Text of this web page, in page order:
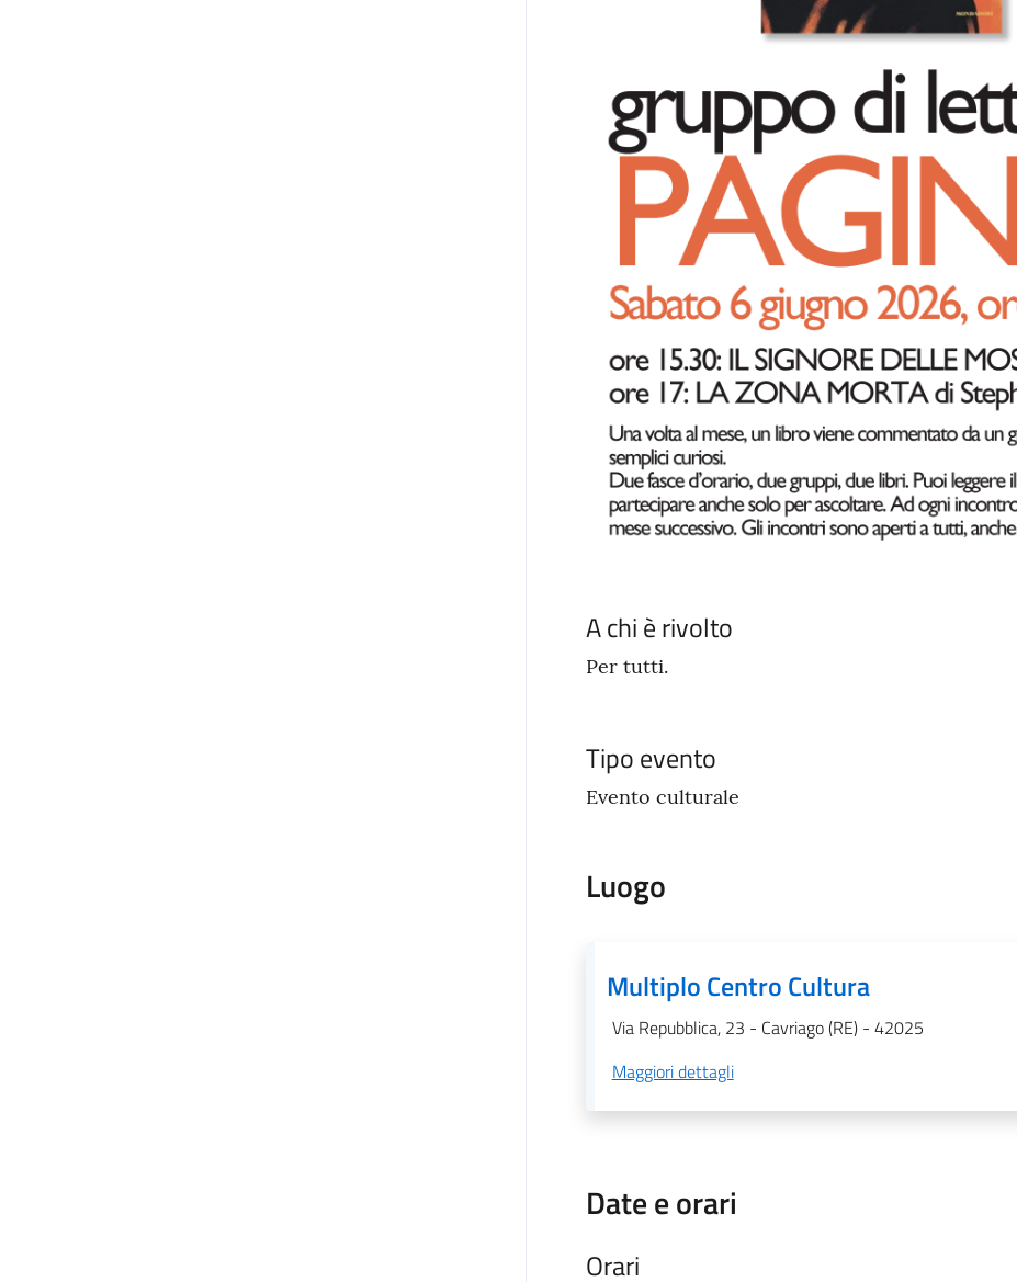
A chi è rivolto
Per tutti.
Tipo evento
Evento culturale
Luogo
Multiplo Centro Cultura
Via Repubblica, 23 - Cavriago (RE) - 42025
Maggiori dettagli
Date e orari
Orari